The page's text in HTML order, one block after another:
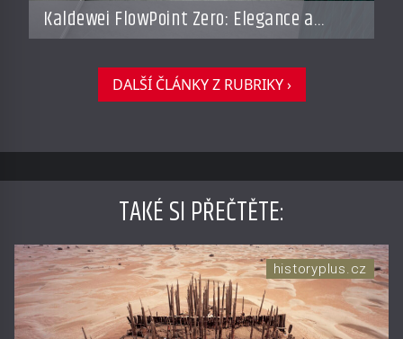
Kaldewei FlowPoint Zero: Elegance a
funkčnost na nejvyšší úrovni
DALŠÍ ČLÁNKY Z RUBRIKY ›
TAKÉ SI PŘEČTĚTE:
historyplus.cz